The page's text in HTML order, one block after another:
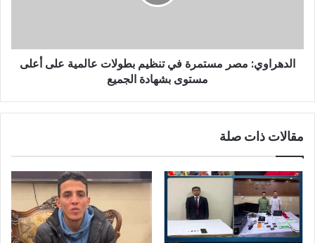
الدهراوي: مصر مستمرة في تنظيم بطولات عالمية على أعلى
مستوى بشهادة الجميع
مقالات ذات صلة